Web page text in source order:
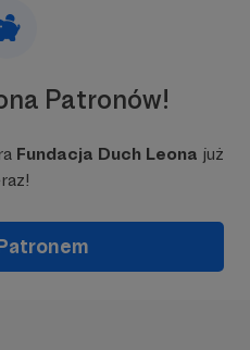
Patronów!
Fundacja Duch Leona już